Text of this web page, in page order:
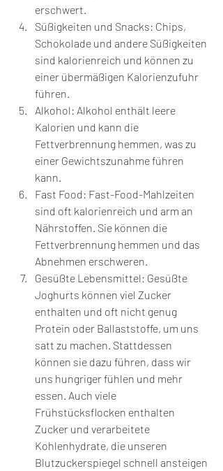
erschwert.
Süßigkeiten und Snacks: Chips,
Schokolade und andere Süßigkeiten
sind kalorienreich und können zu
einer übermäßigen Kalorienzufuhr
führen.
Alkohol: Alkohol enthält leere
Kalorien und kann die
Fettverbrennung hemmen, was zu
einer Gewichtszunahme führen
kann.
Fast Food: Fast-Food-Mahlzeiten
sind oft kalorienreich und arm an
Nährstoffen. Sie können die
Fettverbrennung hemmen und das
Abnehmen erschweren.
Gesüßte Lebensmittel: Gesüßte
Joghurts können viel Zucker
enthalten und oft nicht genug
Protein oder Ballaststoffe, um uns
satt zu machen. Stattdessen
können sie dazu führen, dass wir
uns hungriger fühlen und mehr
essen. Auch viele
Frühstücksflocken enthalten
Zucker und verarbeitete
Kohlenhydrate, die unseren
Blutzuckerspiegel schnell ansteigen